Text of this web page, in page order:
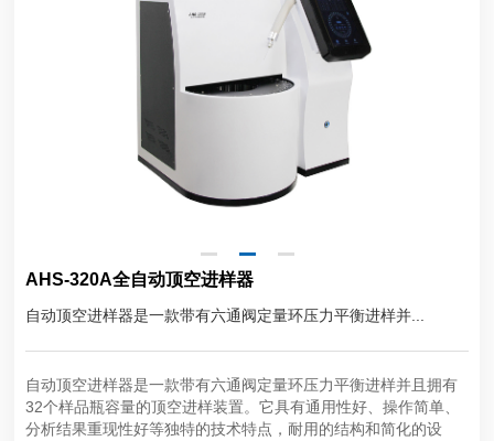
AHS-320A全自动顶空进样器
自动顶空进样器是一款带有六通阀定量环压力平衡进样并...
自动顶空进样器是一款带有六通阀定量环压力平衡进样并且拥有
32个样品瓶容量的顶空进样装置。它具有通用性好、操作简单、
分析结果重现性好等独特的技术特点，耐用的结构和简化的设